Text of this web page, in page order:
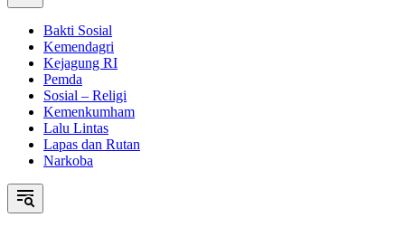
Bakti Sosial
Kemendagri
Kejagung RI
Pemda
Sosial – Religi
Kemenkumham
Lalu Lintas
Lapas dan Rutan
Narkoba